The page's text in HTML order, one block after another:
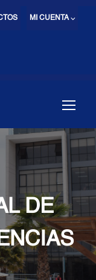
MI CUENTA ⌵
DE